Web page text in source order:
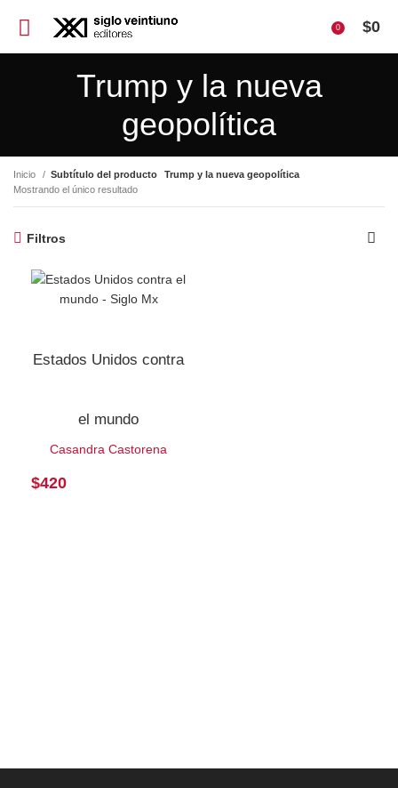
0 $0
Trump y la nueva
geopolítica
Inicio Subtítulo del producto
Trump y la nueva geopolítica
Mostrando el único resultado
Filtros
Estados Unidos contra
el mundo
Casandra Castorena
$420